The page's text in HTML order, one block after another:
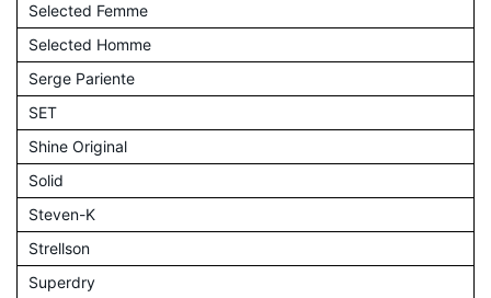
Selected Femme
Selected Homme
Serge Pariente
SET
Shine Original
Solid
Steven-K
Strellson
Superdry